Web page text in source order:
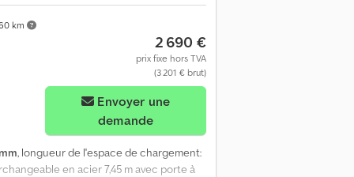
km
2 690 €
prix fixe hors TVA
(3 201 € brut)
demande
, longueur de l'espace de chargement:
en acier 7,45 m avec porte à